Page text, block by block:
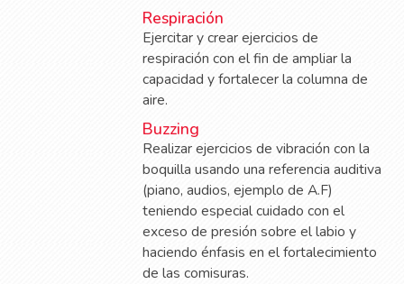
Respiración
Ejercitar y crear ejercicios de
respiración con el fin de ampliar la
capacidad y fortalecer la columna de
aire.
Buzzing
Realizar ejercicios de vibración con la
boquilla usando una referencia auditiva
(piano, audios, ejemplo de A.F)
teniendo especial cuidado con el
exceso de presión sobre el labio y
haciendo énfasis en el fortalecimiento
de las comisuras.